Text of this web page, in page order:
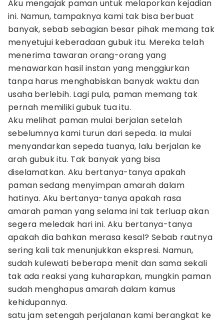
Aku mengajak paman untuk melaporkan kejadian
ini. Namun, tampaknya kami tak bisa berbuat
banyak, sebab sebagian besar pihak memang tak
menyetujui keberadaan gubuk itu. Mereka telah
menerima tawaran orang-orang yang
menawarkan hasil instan yang menggiurkan
tanpa harus menghabiskan banyak waktu dan
usaha berlebih. Lagi pula, paman memang tak
pernah memiliki gubuk tua itu.
Aku melihat paman mulai berjalan setelah
sebelumnya kami turun dari sepeda. Ia mulai
menyandarkan sepeda tuanya, lalu berjalan ke
arah gubuk itu. Tak banyak yang bisa
diselamatkan. Aku bertanya-tanya apakah
paman sedang menyimpan amarah dalam
hatinya. Aku bertanya-tanya apakah rasa
amarah paman yang selama ini tak terluap akan
segera meledak hari ini. Aku bertanya-tanya
apakah dia bahkan merasa kesal? Sebab rautnya
sering kali tak menunjukkan ekspresi. Namun,
sudah kulewati beberapa menit dan sama sekali
tak ada reaksi yang kuharapkan, mungkin paman
sudah menghapus amarah dalam kamus
kehidupannya.
satu jam setengah perjalanan kami berangkat ke